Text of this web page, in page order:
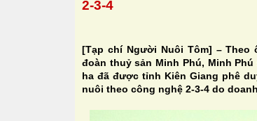
2-3-4
[Tạp chí Người Nuôi Tôm] – Theo
đoàn thuỷ sản Minh Phú, Minh
ha đã được tỉnh Kiên Giang phê
nuôi theo công nghệ 2-3-4 do